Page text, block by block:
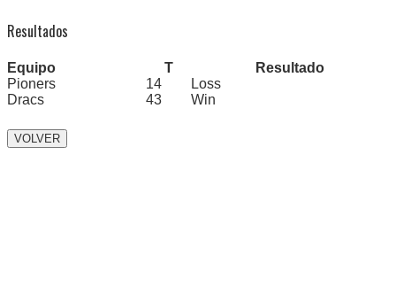
Resultados
Equipo T
Resultado
Pioners
14
Loss
Dracs
43 Win